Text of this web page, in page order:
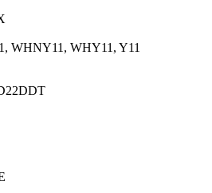
WHNY11, WHY11, Y11